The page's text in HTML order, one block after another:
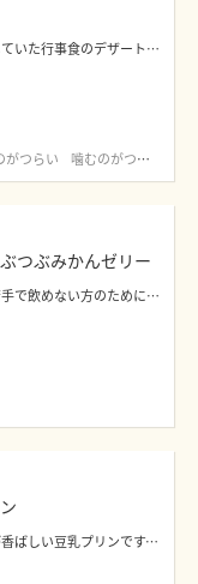
高齢者施設で提供していた行事食のデザートです。噛む・飲み込むのがつらい方から常食...
がつらい 噛むのがつらい
つぶみかんゼリー
経口補水液の味が苦手で飲めない方のために考案しました。まるで、市販のミカンゼリー...
たっぷりの黒ごまが香ばしい豆乳プリンです。つるんとやわらかい口当たりで、食欲のな...